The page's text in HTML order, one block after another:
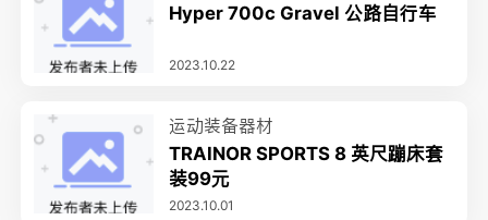
Hyper 700c Gravel 公路自行车
2023.10.22
运动装备器材
TRAINOR SPORTS 8 英尺蹦床套
装99元
2023.10.01